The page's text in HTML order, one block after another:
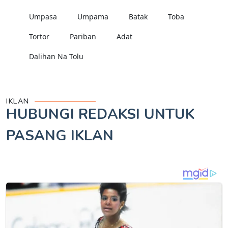
Umpasa Umpama Batak Toba
Tortor Pariban Adat
Dalihan Na Tolu
IKLAN
HUBUNGI REDAKSI UNTUK
PASANG IKLAN